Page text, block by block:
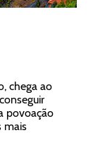
chega ao
povoação
mais